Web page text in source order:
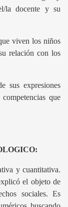
la docente y su
viven los niños
relación con los
sus expresiones
que
y cuantitativa.
el objeto de
sociales. Es